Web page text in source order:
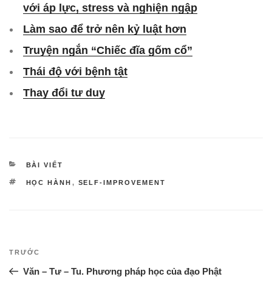
với áp lực, stress và nghiện ngập
Làm sao để trở nên kỷ luật hơn
Truyện ngắn “Chiếc đĩa gốm cổ”
Thái độ với bệnh tật
Thay đổi tư duy
DANH
BÀI VIẾT
TAG
HỌC HÀNH , SELF-IMPROVEMENT
hướng
bài
Bài
cũ
TRƯỚC
Văn – Tư – Tu. Phương pháp học của đạo Phật